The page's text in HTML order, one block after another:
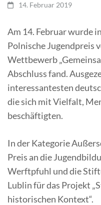
14. Februar 2019
Am 14. Februar wurde
Polnische Jugendpreis
Wettbewerb
Abschluss fand.
interessantesten
die sich mit Vielfalt,
beschäftigten.
In der Kategorie
Preis an die
Werftpfuhl und die
Lublin für das Projekt
historischen Kontext“.